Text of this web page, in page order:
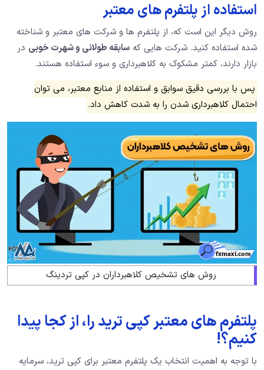
استفاده از پلتفرم های معتبر
روش دیگر این است که، از پلتفرم ها و شرکت های معتبر و شناخته
شده استفاده کنید. شرکت هایی که سابقه طولانی و شهرت خوبی در
بازار دارند، کمتر مشکوک به کلاهبرداری و سوء استفاده هستند.
پس با بررسی دقیق سوابق و استفاده از منابع معتبر، می توان
احتمال کلاهبرداری شدن را به شدت کاهش داد.
روش های تشخیص کلاهبرداران در کپی تردینگ
پلتفرم های معتبر کپی ترید را، از کجا پیدا
کنیم؟!
با توجه به اهمیت انتخاب یک پلتفرم معتبر برای کپی ترید، سرمایه